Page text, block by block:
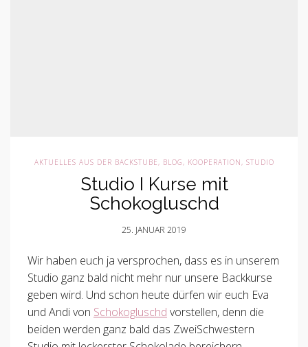
AKTUELLES AUS DER BACKSTUBE, BLOG, KOOPERATION, STUDIO
Studio I Kurse mit
Schokogluschd
25. JANUAR 2019
Wir haben euch ja versprochen, dass es in unserem
Studio ganz bald nicht mehr nur unsere Backkurse
geben wird. Und schon heute dürfen wir euch Eva
und Andi von Schokogluschd vorstellen, denn die
beiden werden ganz bald das ZweiSchwestern